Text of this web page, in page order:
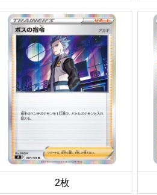
2枚